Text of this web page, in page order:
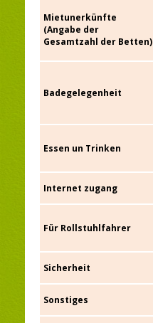
Mietunerkünfte
(Angabe der
Gesamtzahl der Betten)
Badegelegenheit
Essen un Trinken
Internet zugang
Für Rollstuhlfahrer
Sicherheit
Sonstiges